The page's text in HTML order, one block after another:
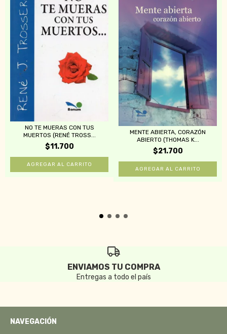
NO TE MUERAS CON TUS
MUERTOS (RENÉ TROSS...
$11.700
MENTE ABIERTA, CORAZÓN
ABIERTO (THOMAS K...
$21.700
ENVIAMOS TU COMPRA
Entregas a todo el país
NAVEGACIÓN